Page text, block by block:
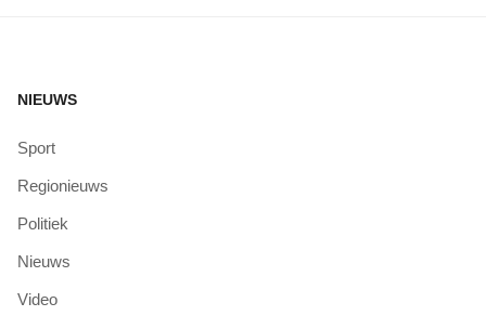
NIEUWS
Sport
Regionieuws
Politiek
Nieuws
Video